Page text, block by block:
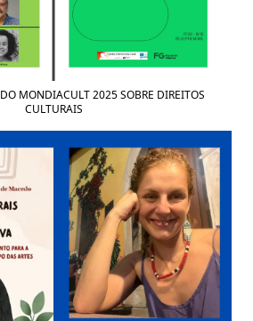
MONDIACULT 2025 SOBRE DIREITOS
CULTURAIS